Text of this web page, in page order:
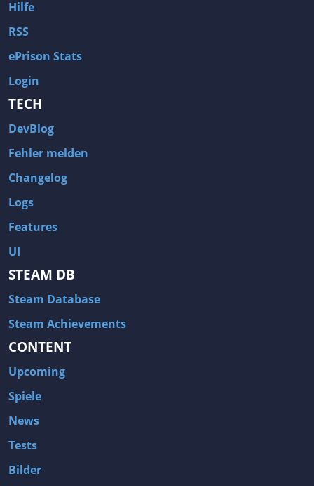
Hilfe
RSS
ePrison Stats
Login
TECH
DevBlog
Fehler melden
Changelog
Logs
Features
UI
STEAM DB
Steam Database
Steam Achievements
CONTENT
Upcoming
Spiele
News
Tests
Bilder